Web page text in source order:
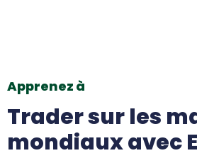
Apprenez à
Trader sur les
mondiaux avec